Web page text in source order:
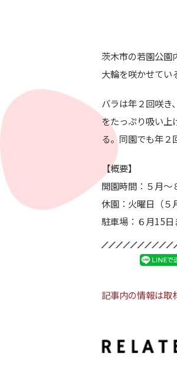
茨木市の若園公園
大輪を咲かせてい
バラは年２回咲き
をたっぷり吸い上
る。同園でも年２
【概要】
開園時間：５月～
休園：火曜日（５
駐車場：６月15日
記事内の情報は取